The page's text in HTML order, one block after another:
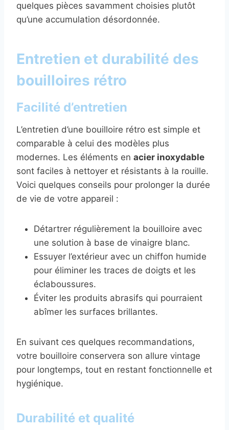
quelques pièces savamment choisies plutôt
qu’une accumulation désordonnée.
Entretien et durabilité des
bouilloires rétro
Facilité d’entretien
L’entretien d’une bouilloire rétro est simple et
comparable à celui des modèles plus
modernes. Les éléments en acier inoxydable
sont faciles à nettoyer et résistants à la rouille.
Voici quelques conseils pour prolonger la durée
de vie de votre appareil :
Détartrer régulièrement la bouilloire avec
une solution à base de vinaigre blanc.
Essuyer l’extérieur avec un chiffon humide
pour éliminer les traces de doigts et les
éclaboussures.
Éviter les produits abrasifs qui pourraient
abîmer les surfaces brillantes.
En suivant ces quelques recommandations,
votre bouilloire conservera son allure vintage
pour longtemps, tout en restant fonctionnelle et
hygiénique.
Durabilité et qualité